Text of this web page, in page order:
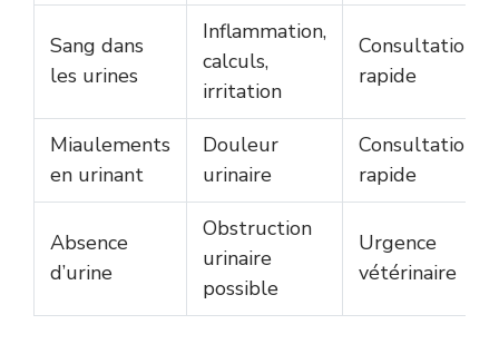
Sang dans
les urines
Inflammation,
calculs,
irritation
Consultation
rapide
Miaulements
en urinant
Douleur
urinaire
Consultation
rapide
Absence
d’urine
Obstruction
urinaire
possible
Urgence
vétérinaire